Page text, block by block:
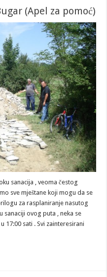
(Apel za pomoć)
sanacija , veoma čestog
sve mještane koji mogu da se
za rasplaniranje nasutog
sanaciji ovog puta , neka se
17:00 sati . Svi zainteresirani